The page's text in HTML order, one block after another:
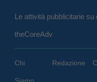
Le attività pubblicitarie
theCoreAdv
Chi Redazione